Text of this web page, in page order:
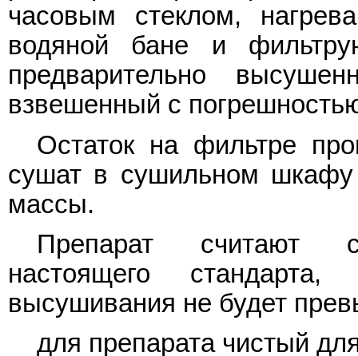
часовым стеклом,
водяной бане и
предварительно
взвешенный с
Остаток на фильтре
сушат в сушильном
массы.
Препарат считают
настоящего
высушивания не будет
для препарата чистый